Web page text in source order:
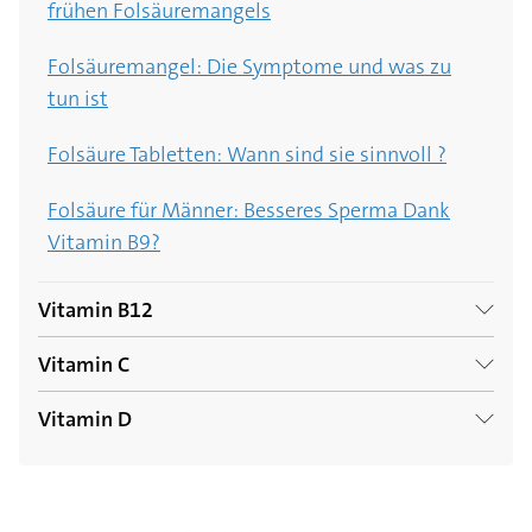
frühen Folsäuremangels
Folsäuremangel: Die Symptome und was zu
tun ist
Folsäure Tabletten: Wann sind sie sinnvoll ?
Folsäure für Männer: Besseres Sperma Dank
Vitamin B9?
Vitamin B12
Wie lange dauert es, bis ein Vitamin B12-
Mangel behoben ist?
Vitamin C
Vitamin C-Bombe Hagebutte: Wie Sie die
Vitamin D